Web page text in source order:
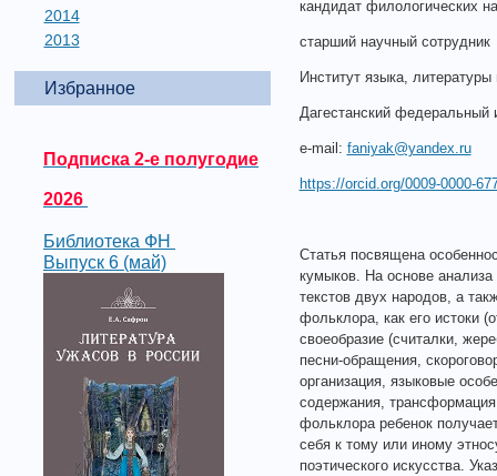
2014
2013
Избранное
Подписка 2-е полугодие
2026
Библиотека ФН
Выпуск 6 (май)
кандидат филологических
старший научный сотрудник
Институт языка,
Дагестанский федеральный
e-mail: faniyak@yandex.ru
https://orcid.org/0009-0000-
Статья посвящена
кумыков. На основе анализа
текстов двух народов, а
фольклора, как его истоки
своеобразие (считалки,
песни-обращения,
организация, языковые
содержания,
фольклора ребенок
себя к тому или иному
поэтического искусства.